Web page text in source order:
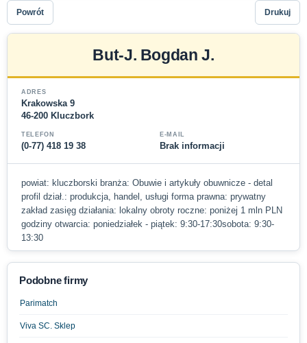
Powrót Drukuj
But-J. Bogdan J.
ADRES
Krakowska 9
46-200 Kluczbork
TELEFON
(0-77) 418 19 38
E-MAIL
Brak informacji
powiat: kluczborski branża: Obuwie i artykuły obuwnicze - detal
profil dział.: produkcja, handel, usługi forma prawna: prywatny
zakład zasięg działania: lokalny obroty roczne: poniżej 1 mln PLN
godziny otwarcia: poniedziałek - piątek: 9:30-17:30sobota: 9:30-
13:30
Podobne firmy
Parimatch
Viva SC. Sklep